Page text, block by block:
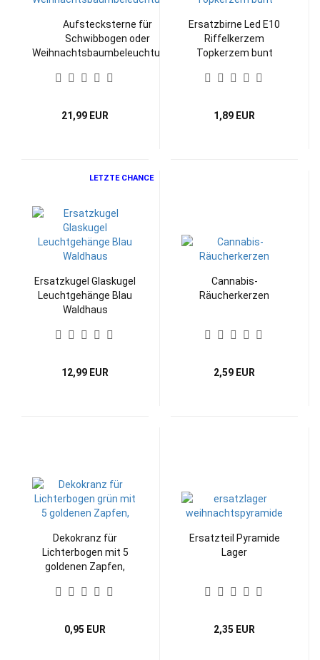
Aufstecksterne für
Schwibbogen oder
Weihnachtsbaumbeleuchtungen
21,99 EUR
Ersatzbirne Led E10
Riffelkerzem
Topkerzem bunt
1,89 EUR
LETZTE CHANCE
Ersatzkugel Glaskugel
Leuchtgehänge Blau
Waldhaus
12,99 EUR
Cannabis-
Räucherkerzen
2,59 EUR
Dekokranz für
Lichterbogen mit 5
goldenen Zapfen,
0,95 EUR
Ersatzteil Pyramide
Lager
2,35 EUR